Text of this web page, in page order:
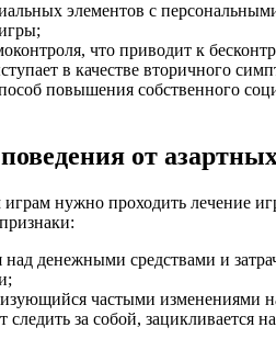
элементов с
что приводит к
в качестве вторичного
повышения собственного
от
нужно проходить лечение
над денежными средствами и
частыми изменениями
следить за собой,